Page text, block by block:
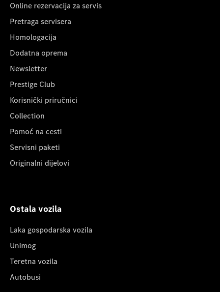
Online rezervacija za servis
Pretraga servisera
Homologacija
Dodatna oprema
Newsletter
Prestige Club
Korisnički priručnici
Collection
Pomoć na cesti
Servisni paketi
Originalni dijelovi
Ostala vozila
Laka gospodarska vozila
Unimog
Teretna vozila
Autobusi